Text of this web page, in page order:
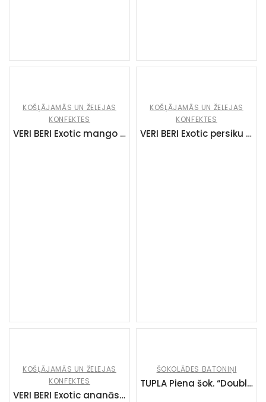
KOŠĻĀJAMĀS UN ŽELEJAS
KONFEKTES
VERI BERI Exotic mango un marakujas strīpas (14x50g)
KOŠĻĀJAMĀS UN ŽELEJAS
KONFEKTES
VERI BERI Exotic persiku un apelsīnu strīpas (14x50g)
KOŠĻĀJAMĀS UN ŽELEJAS
KONFEKTES
VERI BERI Exotic ananāsu un kokosriekstu strīpas (14x50g)
ŠOKOLĀDES BATONIŅI
TUPLA Piena šok. “Double layer Vanilla” (42x48g)